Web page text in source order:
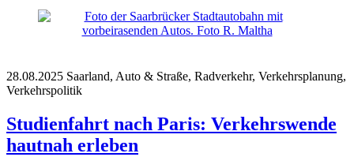
28.08.2025 Saarland, Auto & Straße, Radverkehr, Verkehrsplanung,
Verkehrspolitik
Studienfahrt nach Paris: Verkehrswende
hautnah erleben